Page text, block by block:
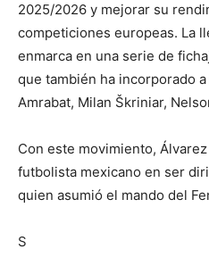
2025/2026 y mejorar su
competiciones europeas. La
enmarca en una serie de
que también ha incorporado
Amrabat, Milan Škriniar,
Con este movimiento,
futbolista mexicano en ser
quien asumió el mando del
S